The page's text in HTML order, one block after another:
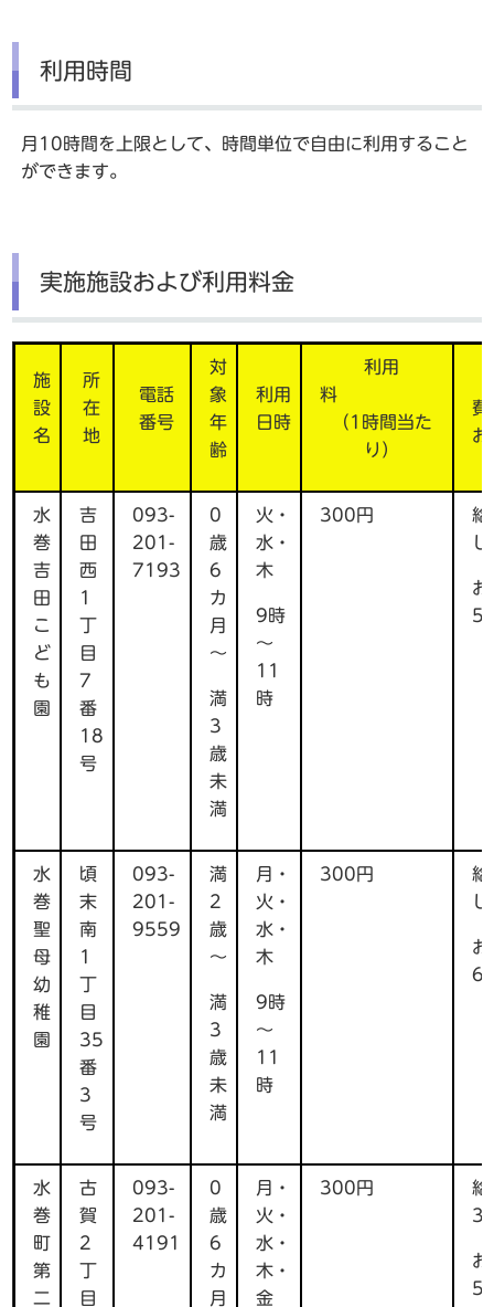
利用時間
月10時間を上限として、時間単位で自由に利用すること
ができます。
実施施設および利用料金
施
設
名
所
在
地
電話
番号
対
象
年
齢
利用
日時
利用
料
（1時間当た
り）
水
巻
吉
田
こ
ど
も
園
吉
田
西
1
丁
目
7
番
18
号
093-
201-
7193
0
歳
6
カ
月
～
満
3
歳
未
満
火・
水・
木
9時
～
11
時
300円
給
し
お
水
巻
聖
母
幼
稚
園
頃
末
南
1
丁
目
35
番
3
号
093-
201-
9559
満
2
歳
～
満
3
歳
未
満
月・
火・
水・
木
9時
～
11
時
300円
給
し
お
水
巻
町
第
二
古
賀
2
丁
目
093-
201-
4191
0
歳
6
カ
月
月・
火・
水・
木・
金
300円
給
お